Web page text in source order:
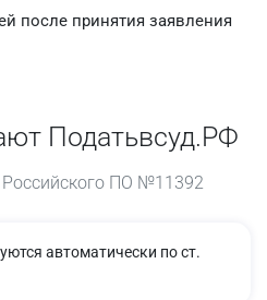
после принятия заявления
Податьвсуд.РФ
ПО №11392
автоматически по ст.